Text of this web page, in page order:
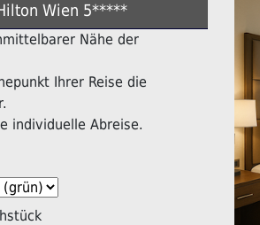
Wien 5*****
Nähe der
Ihrer Reise die
individuelle Abreise.